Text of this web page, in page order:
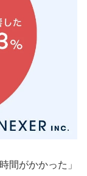
間がかかった」